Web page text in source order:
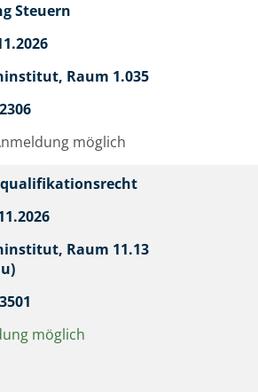
Steuern
Raum 1.035
möglich
Raum 11.13
möglich